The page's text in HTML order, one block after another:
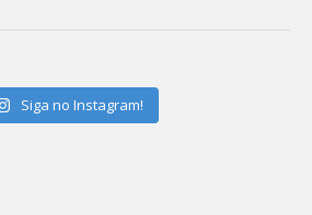
Siga no Instagram!